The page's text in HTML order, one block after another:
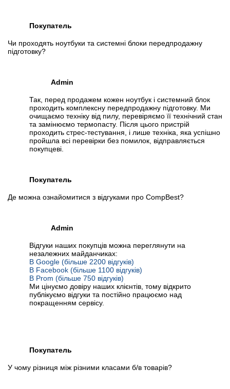
Покупатель
Чи проходять ноутбуки та системні блоки передпродажну
підготовку?
Admin
Так, перед продажем кожен ноутбук і системний блок
проходить комплексну передпродажну підготовку. Ми
очищаємо техніку від пилу, перевіряємо її технічний стан
та замінюємо термопасту. Після цього пристрій
проходить стрес-тестування, і лише техніка, яка успішно
пройшла всі перевірки без помилок, відправляється
покупцеві.
Покупатель
Де можна ознайомитися з відгуками про CompBest?
Admin
Відгуки наших покупців можна переглянути на
незалежних майданчиках:
В Google (більше 2200 відгуків)
В Facebook (більше 1100 відгуків)
В Prom (більше 750 відгуків)
Ми цінуємо довіру наших клієнтів, тому відкрито
публікуємо відгуки та постійно працюємо над
покращенням сервісу.
Покупатель
У чому різниця між різними класами б/в товарів?